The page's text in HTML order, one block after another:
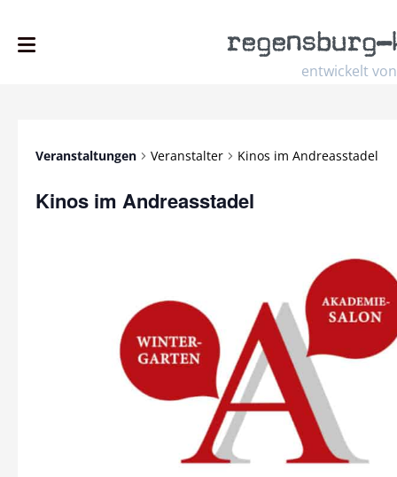
entwickelt von
regensburg–
Veranstaltungen Veranstalter Kinos im Andreasstadel
Kinos im Andreasstadel